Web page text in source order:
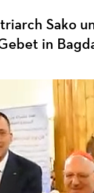
Sako
in